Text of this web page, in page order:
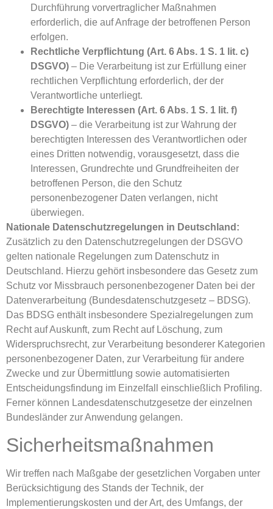
Durchführung vorvertraglicher Maßnahmen
erforderlich, die auf Anfrage der betroffenen Person
erfolgen.
Rechtliche Verpflichtung (Art. 6 Abs. 1 S. 1 lit. c)
DSGVO) – Die Verarbeitung ist zur Erfüllung einer
rechtlichen Verpflichtung erforderlich, der der
Verantwortliche unterliegt.
Berechtigte Interessen (Art. 6 Abs. 1 S. 1 lit. f)
DSGVO) – die Verarbeitung ist zur Wahrung der
berechtigten Interessen des Verantwortlichen oder
eines Dritten notwendig, vorausgesetzt, dass die
Interessen, Grundrechte und Grundfreiheiten der
betroffenen Person, die den Schutz
personenbezogener Daten verlangen, nicht
überwiegen.
Nationale Datenschutzregelungen in Deutschland:
Zusätzlich zu den Datenschutzregelungen der DSGVO
gelten nationale Regelungen zum Datenschutz in
Deutschland. Hierzu gehört insbesondere das Gesetz zum
Schutz vor Missbrauch personenbezogener Daten bei der
Datenverarbeitung (Bundesdatenschutzgesetz – BDSG).
Das BDSG enthält insbesondere Spezialregelungen zum
Recht auf Auskunft, zum Recht auf Löschung, zum
Widerspruchsrecht, zur Verarbeitung besonderer Kategorien
personenbezogener Daten, zur Verarbeitung für andere
Zwecke und zur Übermittlung sowie automatisierten
Entscheidungsfindung im Einzelfall einschließlich Profiling.
Ferner können Landesdatenschutzgesetze der einzelnen
Bundesländer zur Anwendung gelangen.
Sicherheitsmaßnahmen
Wir treffen nach Maßgabe der gesetzlichen Vorgaben unter
Berücksichtigung des Stands der Technik, der
Implementierungskosten und der Art, des Umfangs, der